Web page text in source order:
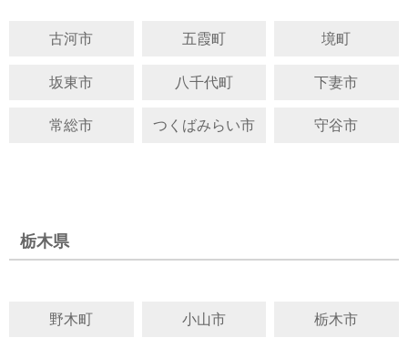
古河市 五霞町 境町
坂東市 八千代町 下妻市
常総市 つくばみらい市 守谷市
栃木県
野木町 小山市 栃木市